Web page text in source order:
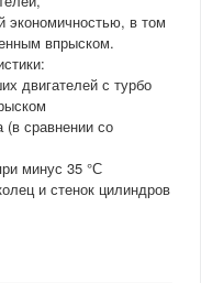
экономичностью, в том
впрыском.
двигателей с турбо
(в сравнении со
минус 35 °С
и стенок цилиндров